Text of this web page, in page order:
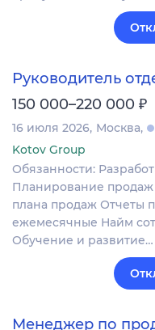
Руководитель
150 000–220 000 ₽
16 июля 2026 Москва
Kotov Group
Обязанности:
Планирование
плана продаж Отчеты
ежемесячные Найм
Обучение и развитие…
Менеджер по